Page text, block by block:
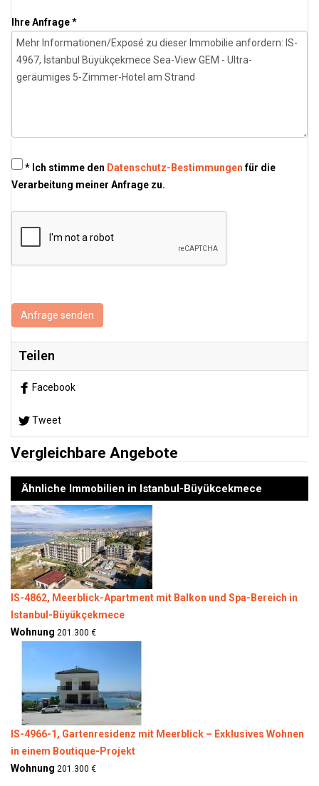
Ihre Anfrage *
* Ich stimme den Datenschutz-Bestimmungenfür die
Verarbeitung meiner Anfrage zu.
Anfrage senden
Teilen
Facebook
Tweet
Vergleichbare Angebote
Ähnliche Immobilien in Istanbul-Büyükcekmece
IS-4862, Meerblick-Apartment mit Balkon und Spa-Bereich in
Istanbul-Büyükçekmece
Wohnung 201.300 €
IS-4966-1, Gartenresidenz mit Meerblick – Exklusives Wohnen
in einem Boutique-Projekt
Wohnung 201.300 €